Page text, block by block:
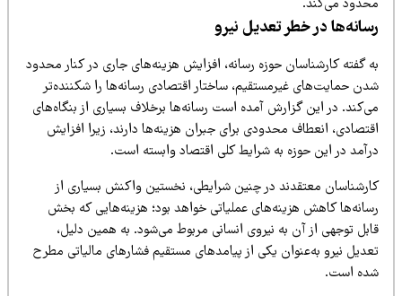
می‌کند.
در خطر تعدیل نیرو
گفته کارشناسان حوزه رسانه، افزایش هزینه‌های جاری در کنار محدود
حمایت‌های غیرمستقیم، ساختار اقتصادی رسانه‌ها را شکننده‌تر
در این گزارش آمده است رسانه‌ها برخلاف بسیاری از بنگاه‌های
انعطاف محدودی برای جبران هزینه‌ها دارند، زیرا افزایش
در این حوزه به شرایط کلی اقتصاد وابسته است.
معتقدند در چنین شرایطی، نخستین واکنش بسیاری از
کاهش هزینه‌های عملیاتی خواهد بود؛ هزینه‌هایی که بخش
توجهی از آن به نیروی انسانی مربوط می‌شود. به همین دلیل،
نیرو به‌عنوان یکی از پیامدهای مستقیم فشارهای مالیاتی مطرح
است.